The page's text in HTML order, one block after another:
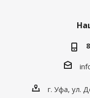
г. Уфа, ул.